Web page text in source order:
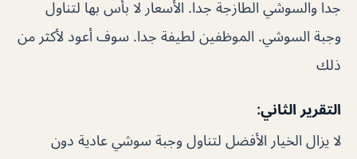
جداً والسوشي الطازجة جداً. الأسعار لا بأس بها لتناول
وجبة السوشي. الموظفين لطيفة جدا. سوف أعود لأكثر من
ذلك
التقرير الثاني:
لا يزال الخيار الأفضل لتناول وجبة سوشي عادية دون